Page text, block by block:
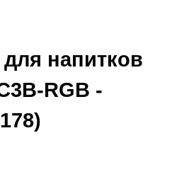
напитков
RGB -